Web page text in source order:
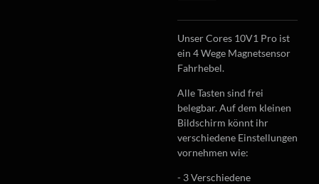
Unser Cores 10V1 Pro ist
ein 4 Wege Magnetsensor
Fahrhebel.
Alle Tasten sind frei
belegbar. Auf dem kleinen
Bildschirm könnt ihr
verschiedene Einstellungen
vornehmen wie:
- 3 Verschiedene